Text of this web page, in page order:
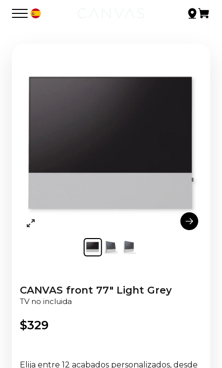
CANVAS front 77" Light Grey
TV no incluida
$329
Elija entre 12 acabados personalizados, desde